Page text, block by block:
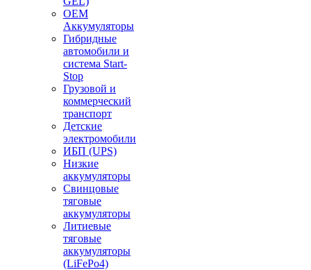
OEM
Аккумуляторы
Гибридные
автомобили и
система Start-
Stop
Грузовой и
коммерческий
транспорт
Детские
электромобили
ИБП (UPS)
Низкие
аккумуляторы
Свинцовые
тяговые
аккумуляторы
Литиевые
тяговые
аккумуляторы
(LiFePo4)